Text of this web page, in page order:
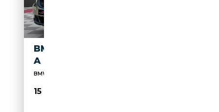
BMW 325 CAB 325I LUXE
A
BMW SERIE 3 CAB E93 Cab 325i Luxe A
15 990€